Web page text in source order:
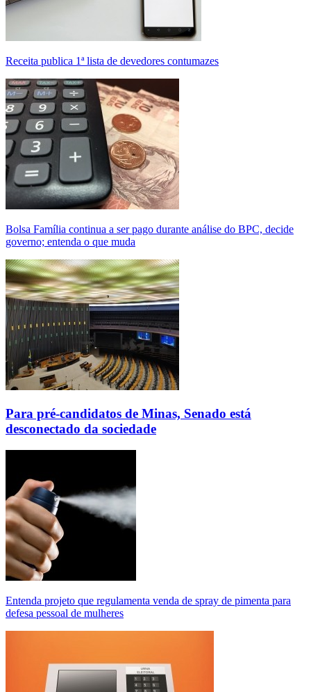
Receita publica 1ª lista de devedores contumazes
Bolsa Família continua a ser pago durante análise do BPC, decide
governo; entenda o que muda
Para pré-candidatos de Minas, Senado está
desconectado da sociedade
Entenda projeto que regulamenta venda de spray de pimenta para
defesa pessoal de mulheres